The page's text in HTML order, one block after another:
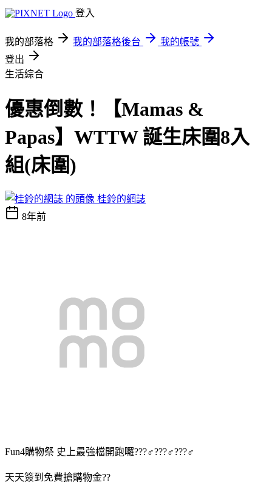
登入
我的部落格 我的部落格後台
我的帳號
登出
生活綜合
優惠倒數！【Mamas &
Papas】WTTW 誕生床圍8入
組(床圍)
桂鈴的網誌
8年前
Fun4購物祭 史上最強檔開跑囉???♂???♂???♂
天天簽到免費搶購物金??